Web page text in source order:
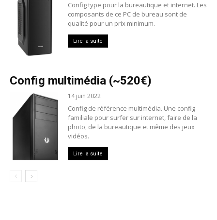
Config type pour la bureautique et internet. Les
composants de ce PC de bureau sont de
qualité pour un prix minimum.
Lire la suite
Config multimédia (~520€)
14 juin 2022
Config de référence multimédia. Une config
familiale pour surfer sur internet, faire de la
photo, de la bureautique et même des jeux
vidéos.
Lire la suite